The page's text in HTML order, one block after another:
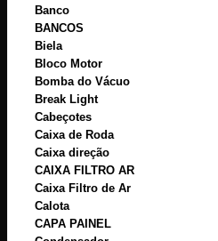
Banco
BANCOS
Biela
Bloco Motor
Bomba do Vácuo
Break Light
Cabeçotes
Caixa de Roda
Caixa direção
CAIXA FILTRO AR
Caixa Filtro de Ar
Calota
CAPA PAINEL